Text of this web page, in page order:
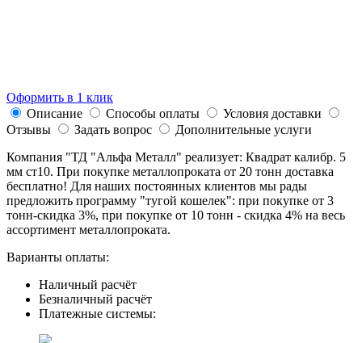
Оформить в 1 клик
Описание
Способы оплаты
Условия доставки
Отзывы
Задать вопрос
Дополнительные услуги
Компания "ТД "Альфа Металл" реализует: Квадрат калибр. 5
мм ст10. При покупке металлопроката от 20 тонн доставка
бесплатно! Для наших постоянных клиентов мы рады
предложить программу "тугой кошелек": при покупке от 3
тонн-скидка 3%, при покупке от 10 тонн - скидка 4% на весь
ассортимент металлопроката.
Варианты оплаты:
Наличный расчёт
Безналичный расчёт
Платежные системы: